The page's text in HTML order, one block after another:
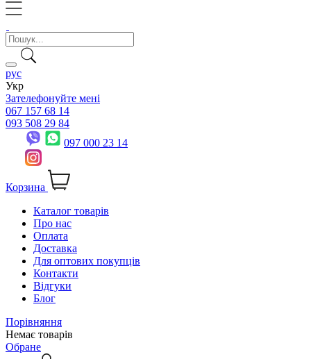
рус
Укр
Зателефонуйте мені
067 157 68 14
093 508 29 84
097 000 23 14
Корзина
Каталог товарів
Про нас
Оплата
Доставка
Для оптових покупців
Контакти
Відгуки
Блог
Порівняння
Немає товарів
Обране